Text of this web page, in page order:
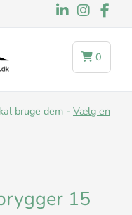
0
bruge dem - Vælg en
15